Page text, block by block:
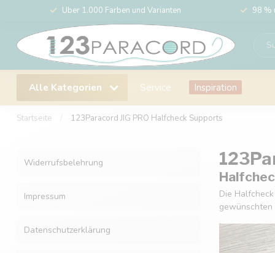
Über 1.000 Farben und Varianten 98 %
Alle Kategorien Service Inspiration
Startseite 123Paracord JIG PRO Halfcheck Supports
Widerrufsbelehrung
Impressum
Datenschutzerklärung
Die
gewünschten